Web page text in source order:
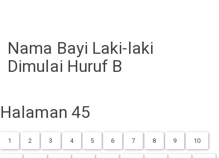
Nama Bayi Laki-laki
Dimulai Huruf B
Halaman 45
1 2 3 4 5 6 7 8 9 10